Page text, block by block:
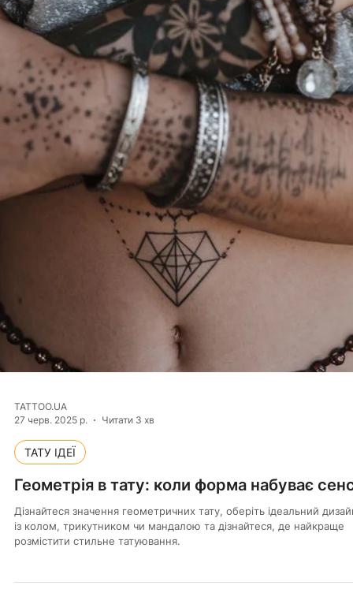
TATTOO.UA
6 серп. 2025 р.
Читати 3 хв
ТАТУ ІДЕЇ
Тату браслет: символ сили, прикраса
історія на шкірі
Тату браслет — це не просто візерунок навколо руки. Це вибір.
внутрішній голос, що звучить крізь візуальну форму. Це спогад,